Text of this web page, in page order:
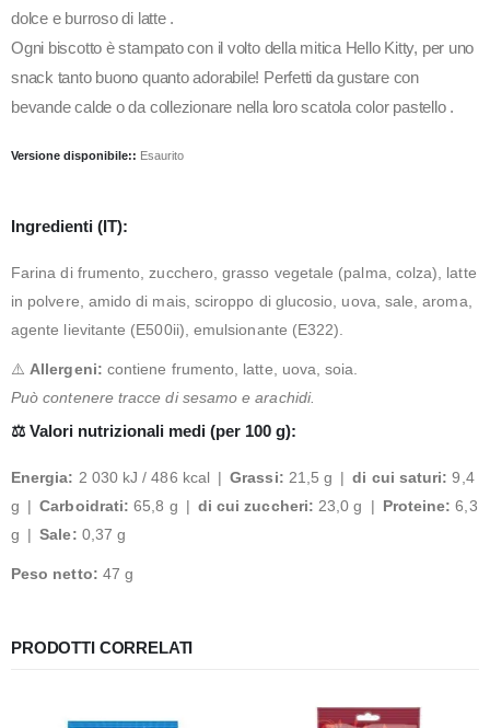
dolce e burroso di latte .
Ogni biscotto è stampato con il volto della mitica Hello Kitty, per uno
snack tanto buono quanto adorabile! Perfetti da gustare con
bevande calde o da collezionare nella loro scatola color pastello .
Versione disponibile:: Esaurito
Ingredienti (IT):
Farina di frumento, zucchero, grasso vegetale (palma, colza), latte
in polvere, amido di mais, sciroppo di glucosio, uova, sale, aroma,
agente lievitante (E500ii), emulsionante (E322).
⚠️ Allergeni: contiene frumento, latte, uova, soia.
Può contenere tracce di sesamo e arachidi.
⚖️ Valori nutrizionali medi (per 100 g):
Energia: 2 030 kJ / 486 kcal |Grassi: 21,5 g |di cui saturi: 9,4
g |Carboidrati: 65,8 g | di cui zuccheri: 23,0 g | Proteine: 6,3
g |Sale: 0,37 g
Peso netto: 47 g
PRODOTTI CORRELATI